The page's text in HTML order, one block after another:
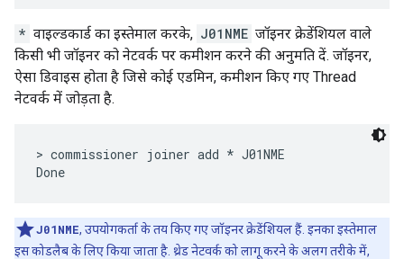
* वाइल्डकार्ड का इस्तेमाल करके, J01NME जॉइनर क्रेडेंशियल वाले
किसी भी जॉइनर को नेटवर्क पर कमीशन करने की अनुमति दें. जॉइनर,
ऐसा डिवाइस होता है जिसे कोई एडमिन, कमीशन किए गए Thread
नेटवर्क में जोड़ता है.
> commissioner joiner add * J01NME
J01NME, उपयोगकर्ता के तय किए गए जॉइनर क्रेडेंशियल हैं. इनका इस्तेमाल
इस कोडलैब के लिए किया जाता है. थ्रेड नेटवर्क को लागू करने के अलग तरीके में,